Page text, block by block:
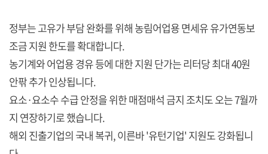
정부는 고유가 부담 완화를 위해 농림어업용 면세유 유가연동보
조금 지원 한도를 확대합니다.
농기계와 어업용 경유 등에 대한 지원 단가는 리터당 최대 40원
안팎 추가 인상됩니다.
요소·요소수 수급 안정을 위한 매점매석 금지 조치도 오는 7월까
지 연장하기로 했습니다.
해외 진출기업의 국내 복귀, 이른바 '유턴기업' 지원도 강화됩니